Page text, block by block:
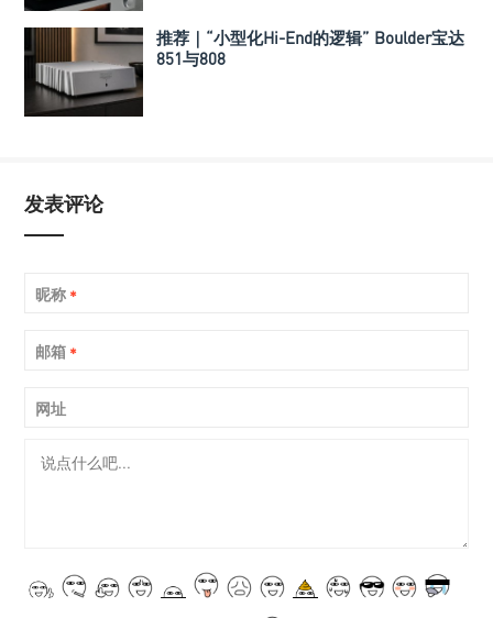
推荐｜“小型化Hi-End的逻辑” Boulder宝达
851与808
发表评论
昵称 *
邮箱 *
网址